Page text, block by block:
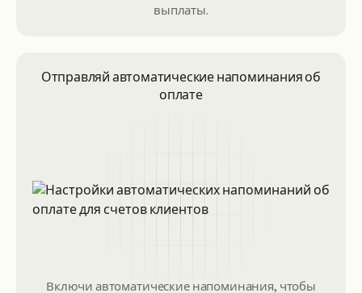
выплаты.
Отправляй автоматические напоминания об
оплате
Включи автоматические напоминания, чтобы